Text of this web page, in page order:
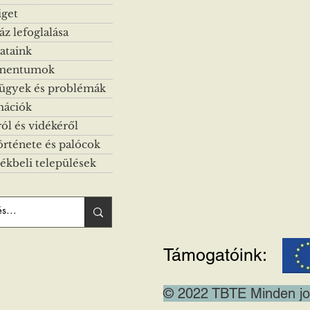
lefoglalása
és problémák
és vidékéről
és palócok
települések
Támogatóink:
© 2022 TBTE Minden